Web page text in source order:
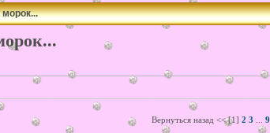
Вернуться назад << [1] 2 3 9